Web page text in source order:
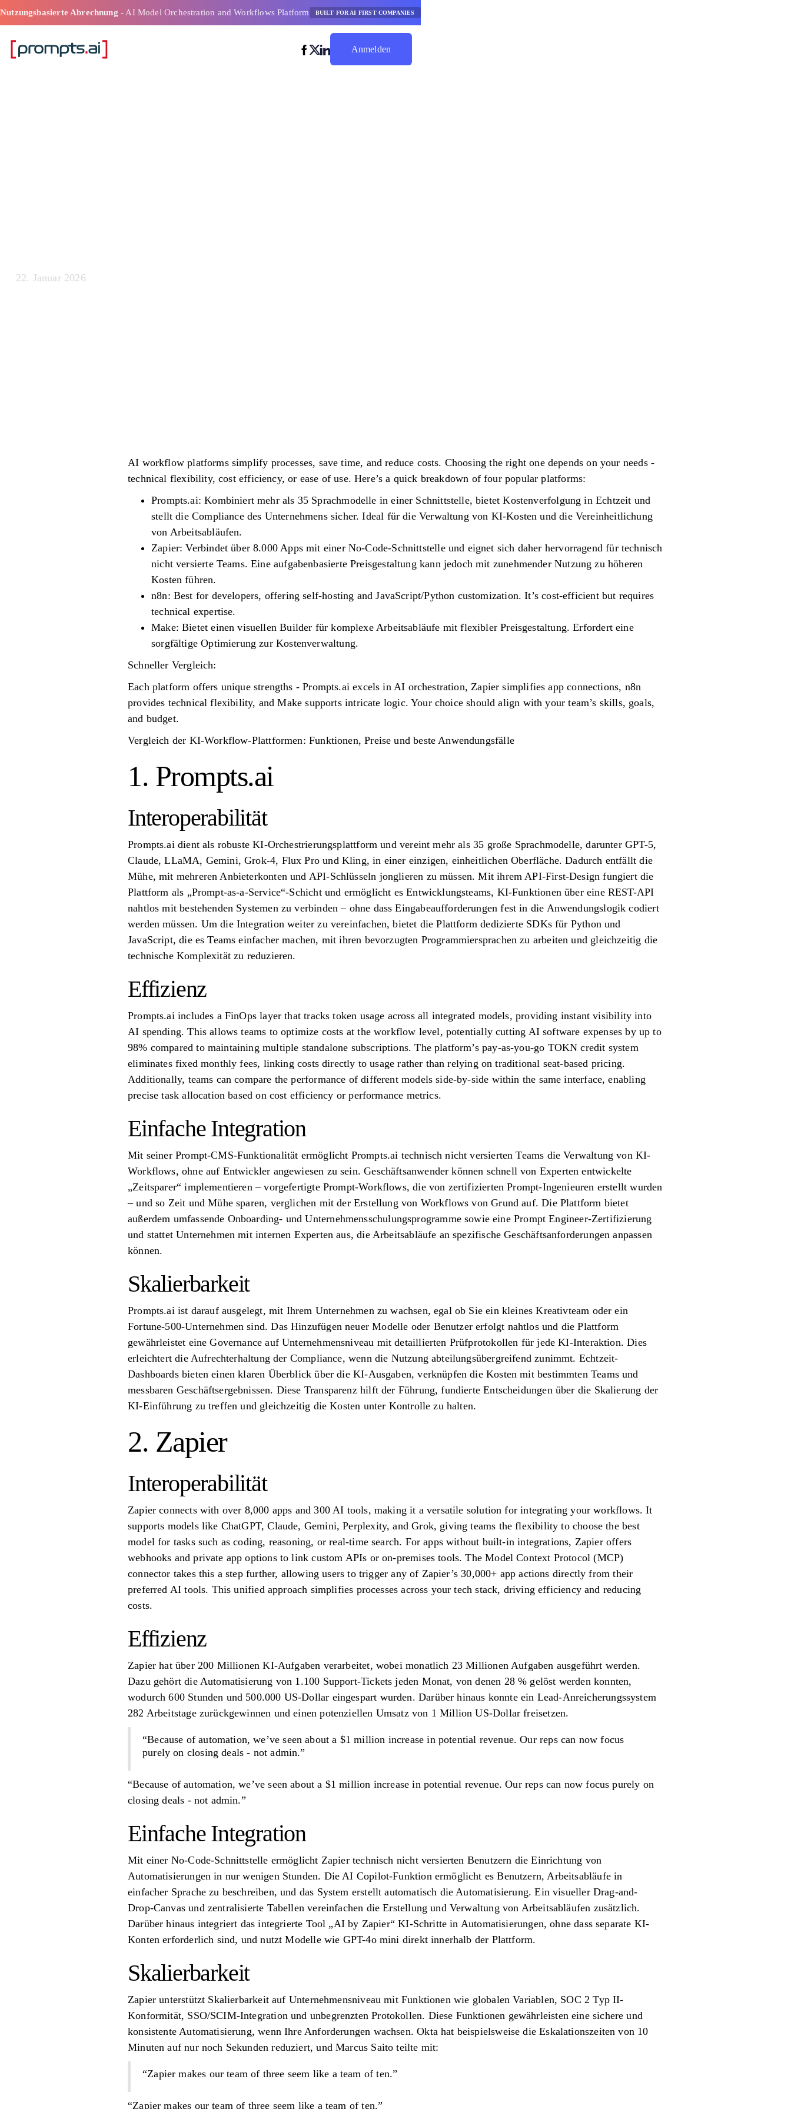
Nutzungsbasierte Abrechnung - AI Model Orchestration and Workflows Platform BUILT FOR AI FIRST COMPANIES
Anmelden
22. Januar 2026
AI workflow platforms simplify processes, save time, and reduce costs. Choosing the right one depends on your needs -
technical flexibility, cost efficiency, or ease of use. Here’s a quick breakdown of four popular platforms:
Prompts.ai: Kombiniert mehr als 35 Sprachmodelle in einer Schnittstelle, bietet Kostenverfolgung in Echtzeit und
stellt die Compliance des Unternehmens sicher. Ideal für die Verwaltung von KI-Kosten und die Vereinheitlichung
von Arbeitsabläufen.
Zapier: Verbindet über 8.000 Apps mit einer No-Code-Schnittstelle und eignet sich daher hervorragend für technisch
nicht versierte Teams. Eine aufgabenbasierte Preisgestaltung kann jedoch mit zunehmender Nutzung zu höheren
Kosten führen.
n8n: Best for developers, offering self-hosting and JavaScript/Python customization. It’s cost-efficient but requires
technical expertise.
Make: Bietet einen visuellen Builder für komplexe Arbeitsabläufe mit flexibler Preisgestaltung. Erfordert eine
sorgfältige Optimierung zur Kostenverwaltung.
Schneller Vergleich:
Each platform offers unique strengths - Prompts.ai excels in AI orchestration, Zapier simplifies app connections, n8n
provides technical flexibility, and Make supports intricate logic. Your choice should align with your team’s skills, goals,
and budget.
Vergleich der KI-Workflow-Plattformen: Funktionen, Preise und beste Anwendungsfälle
1. Prompts.ai
Interoperabilität
Prompts.ai dient als robuste KI-Orchestrierungsplattform und vereint mehr als 35 große Sprachmodelle, darunter GPT-5,
Claude, LLaMA, Gemini, Grok-4, Flux Pro und Kling, in einer einzigen, einheitlichen Oberfläche. Dadurch entfällt die
Mühe, mit mehreren Anbieterkonten und API-Schlüsseln jonglieren zu müssen. Mit ihrem API-First-Design fungiert die
Plattform als „Prompt-as-a-Service“-Schicht und ermöglicht es Entwicklungsteams, KI-Funktionen über eine REST-API
nahtlos mit bestehenden Systemen zu verbinden – ohne dass Eingabeaufforderungen fest in die Anwendungslogik codiert
werden müssen. Um die Integration weiter zu vereinfachen, bietet die Plattform dedizierte SDKs für Python und
JavaScript, die es Teams einfacher machen, mit ihren bevorzugten Programmiersprachen zu arbeiten und gleichzeitig die
technische Komplexität zu reduzieren.
Effizienz
Prompts.ai includes a FinOps layer that tracks token usage across all integrated models, providing instant visibility into
AI spending. This allows teams to optimize costs at the workflow level, potentially cutting AI software expenses by up to
98% compared to maintaining multiple standalone subscriptions. The platform’s pay-as-you-go TOKN credit system
eliminates fixed monthly fees, linking costs directly to usage rather than relying on traditional seat-based pricing.
Additionally, teams can compare the performance of different models side-by-side within the same interface, enabling
precise task allocation based on cost efficiency or performance metrics.
Einfache Integration
Mit seiner Prompt-CMS-Funktionalität ermöglicht Prompts.ai technisch nicht versierten Teams die Verwaltung von KI-
Workflows, ohne auf Entwickler angewiesen zu sein. Geschäftsanwender können schnell von Experten entwickelte
„Zeitsparer“ implementieren – vorgefertigte Prompt-Workflows, die von zertifizierten Prompt-Ingenieuren erstellt wurden
– und so Zeit und Mühe sparen, verglichen mit der Erstellung von Workflows von Grund auf. Die Plattform bietet
außerdem umfassende Onboarding- und Unternehmensschulungsprogramme sowie eine Prompt Engineer-Zertifizierung
und stattet Unternehmen mit internen Experten aus, die Arbeitsabläufe an spezifische Geschäftsanforderungen anpassen
können.
Skalierbarkeit
Prompts.ai ist darauf ausgelegt, mit Ihrem Unternehmen zu wachsen, egal ob Sie ein kleines Kreativteam oder ein
Fortune-500-Unternehmen sind. Das Hinzufügen neuer Modelle oder Benutzer erfolgt nahtlos und die Plattform
gewährleistet eine Governance auf Unternehmensniveau mit detaillierten Prüfprotokollen für jede KI-Interaktion. Dies
erleichtert die Aufrechterhaltung der Compliance, wenn die Nutzung abteilungsübergreifend zunimmt. Echtzeit-
Dashboards bieten einen klaren Überblick über die KI-Ausgaben, verknüpfen die Kosten mit bestimmten Teams und
messbaren Geschäftsergebnissen. Diese Transparenz hilft der Führung, fundierte Entscheidungen über die Skalierung der
KI-Einführung zu treffen und gleichzeitig die Kosten unter Kontrolle zu halten.
2. Zapier
Interoperabilität
Zapier connects with over 8,000 apps and 300 AI tools, making it a versatile solution for integrating your workflows. It
supports models like ChatGPT, Claude, Gemini, Perplexity, and Grok, giving teams the flexibility to choose the best
model for tasks such as coding, reasoning, or real-time search. For apps without built-in integrations, Zapier offers
webhooks and private app options to link custom APIs or on-premises tools. The Model Context Protocol (MCP)
connector takes this a step further, allowing users to trigger any of Zapier’s 30,000+ app actions directly from their
preferred AI tools. This unified approach simplifies processes across your tech stack, driving efficiency and reducing
costs.
Effizienz
Zapier hat über 200 Millionen KI-Aufgaben verarbeitet, wobei monatlich 23 Millionen Aufgaben ausgeführt werden.
Dazu gehört die Automatisierung von 1.100 Support-Tickets jeden Monat, von denen 28 % gelöst werden konnten,
wodurch 600 Stunden und 500.000 US-Dollar eingespart wurden. Darüber hinaus konnte ein Lead-Anreicherungssystem
282 Arbeitstage zurückgewinnen und einen potenziellen Umsatz von 1 Million US-Dollar freisetzen.
“Because of automation, we’ve seen about a $1 million increase in potential revenue. Our reps can now focus
purely on closing deals - not admin.”
“Because of automation, we’ve seen about a $1 million increase in potential revenue. Our reps can now focus purely on
closing deals - not admin.”
Einfache Integration
Mit einer No-Code-Schnittstelle ermöglicht Zapier technisch nicht versierten Benutzern die Einrichtung von
Automatisierungen in nur wenigen Stunden. Die AI Copilot-Funktion ermöglicht es Benutzern, Arbeitsabläufe in
einfacher Sprache zu beschreiben, und das System erstellt automatisch die Automatisierung. Ein visueller Drag-and-
Drop-Canvas und zentralisierte Tabellen vereinfachen die Erstellung und Verwaltung von Arbeitsabläufen zusätzlich.
Darüber hinaus integriert das integrierte Tool „AI by Zapier“ KI-Schritte in Automatisierungen, ohne dass separate KI-
Konten erforderlich sind, und nutzt Modelle wie GPT-4o mini direkt innerhalb der Plattform.
Skalierbarkeit
Zapier unterstützt Skalierbarkeit auf Unternehmensniveau mit Funktionen wie globalen Variablen, SOC 2 Typ II-
Konformität, SSO/SCIM-Integration und unbegrenzten Protokollen. Diese Funktionen gewährleisten eine sichere und
konsistente Automatisierung, wenn Ihre Anforderungen wachsen. Okta hat beispielsweise die Eskalationszeiten von 10
Minuten auf nur noch Sekunden reduziert, und Marcus Saito teilte mit:
“Zapier makes our team of three seem like a team of ten.”
“Zapier makes our team of three seem like a team of ten.”